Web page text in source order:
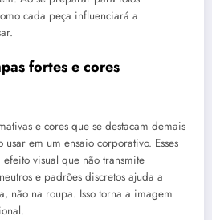
cada peça influenciará a
fortes e cores
e cores que se destacam demais
em um ensaio corporativo. Esses
visual que não transmite
e padrões discretos ajuda a
não na roupa. Isso torna a imagem